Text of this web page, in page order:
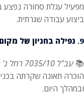
מפעיל עגלת סחורה נפצע
ביצוע עבודה שגרתית.
9. נפילה בחניון של
📚 עב"ל 7035/10 רחל נ' המל"ל
הוכרה תאונה שקרתה
ובמהלך היום.